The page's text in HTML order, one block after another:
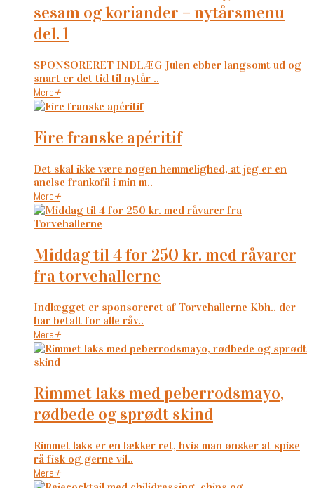
sesam og koriander – nytårsmenu
del. 1
SPONSORERET INDLÆG Julen ebber langsomt ud og
snart er det tid til nytår ..
Mere+
fire franske apéritif
Det skal ikke være nogen hemmelighed, at jeg er en
anelse frankofil i min m..
Mere+
middag til 4 for 250 kr. med råvarer
fra torvehallerne
Indlægget er sponsoreret af Torvehallerne Kbh., der
har betalt for alle råv..
Mere+
rimmet laks med peberrodsmayo,
rødbede og sprødt skind
Rimmet laks er en lækker ret, hvis man ønsker at spise
rå fisk og gerne vil..
Mere+